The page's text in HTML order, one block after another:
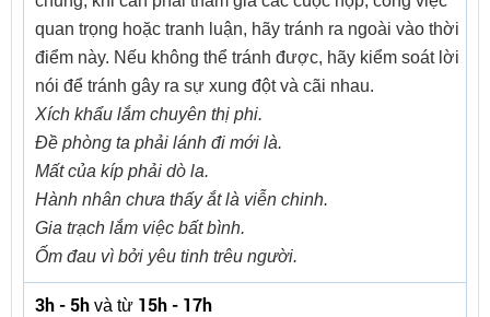
quan trọng hoặc tranh luận, hãy tránh ra ngoài vào thời
điểm này. Nếu không thể tránh được, hãy kiểm soát lời
nói để tránh gây ra sự xung đột và cãi nhau.
Xích khẩu lắm chuyên thị phi.
Đề phòng ta phải lánh đi mới là.
Mất của kíp phải dò la.
Hành nhân chưa thấy ắt là viễn chinh.
Gia trạch lắm việc bất bình.
Ốm đau vì bởi yêu tinh trêu người.
3h - 5h và từ 15h - 17h